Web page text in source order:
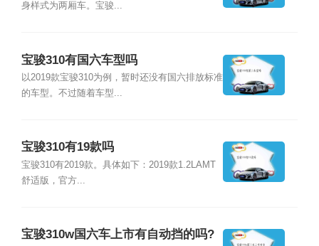
身样式为两厢车。宝骏...
宝骏310有国六车型吗
以2019款宝骏310为例，暂时还没有国六排放标准
的车型。不过随着车型...
宝骏310有19款吗
宝骏310有2019款。具体如下：2019款1.2LAMT
舒适版，官方...
宝骏310w国六车上市有自动挡的吗?